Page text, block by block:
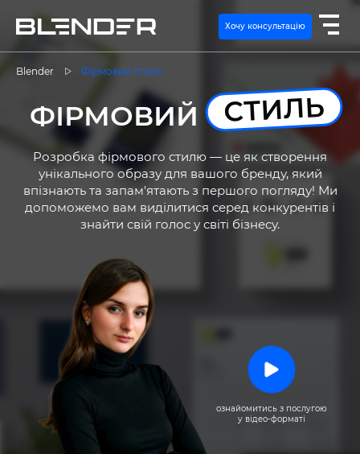
ПОСЛУГИ
ЕКСПЕРТИЗА
КЕЙСИ
КОНТАКТИ
EN
Хочу консультацію
Blender Фірмовий стиль
ФІРМОВИЙ СТИЛЬ
Розробка фірмового стилю — це як створення
унікального образу для вашого бренду, який
впізнають та запам'ятають з першого погляду! Ми
допоможемо вам виділитися серед конкурентів і
знайти свій голос у світі бізнесу.
ознайомитись з послугою
у відео-форматі